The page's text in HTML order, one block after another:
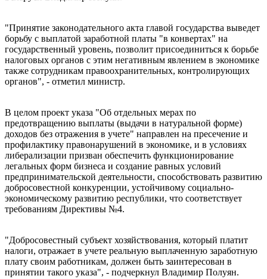
"Принятие законодательного акта главой государства выведет
борьбу с выплатой заработной платы "в конвертах" на
государственный уровень, позволит присоединиться к борьбе
налоговых органов с этим негативным явлением в экономике
также сотрудникам правоохранительных, контролирующих
органов", - отметил министр.
В целом проект указа "Об отдельных мерах по
предотвращению выплаты (выдачи в натуральной форме)
доходов без отражения в учете" направлен на пресечение и
профилактику правонарушений в экономике, и в условиях
либерализации призван обеспечить функционирование
легальных форм бизнеса и создание равных условий
предпринимательской деятельности, способствовать развитию
добросовестной конкуренции, устойчивому социально-
экономическому развитию республики, что соответствует
требованиям Директивы №4.
"Добросовестный субъект хозяйствования, который платит
налоги, отражает в учете реальную выплаченную заработную
плату своим работникам, должен быть заинтересован в
принятии такого указа", - подчеркнул Владимир Полуян.